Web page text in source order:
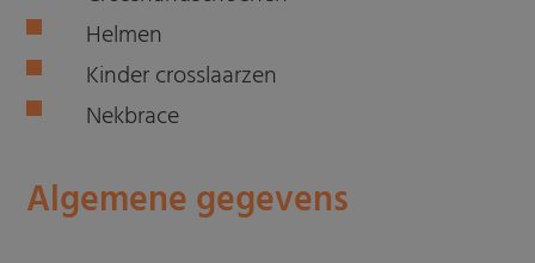
Helmen
Kinder crosslaarzen
Nekbrace
Algemene gegevens